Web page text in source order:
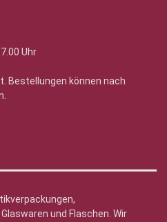
Uhr
Bestellungen können nach
und Flaschen. Wir